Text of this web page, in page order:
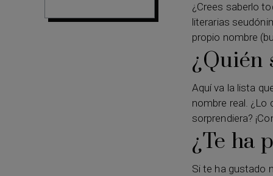
¿Crees saberlo
literarias
propio nombre
¿Quién
Aquí va la lista
nombre real. ¿Lo
sorprendiera?
¿Te ha
Si te ha gustado